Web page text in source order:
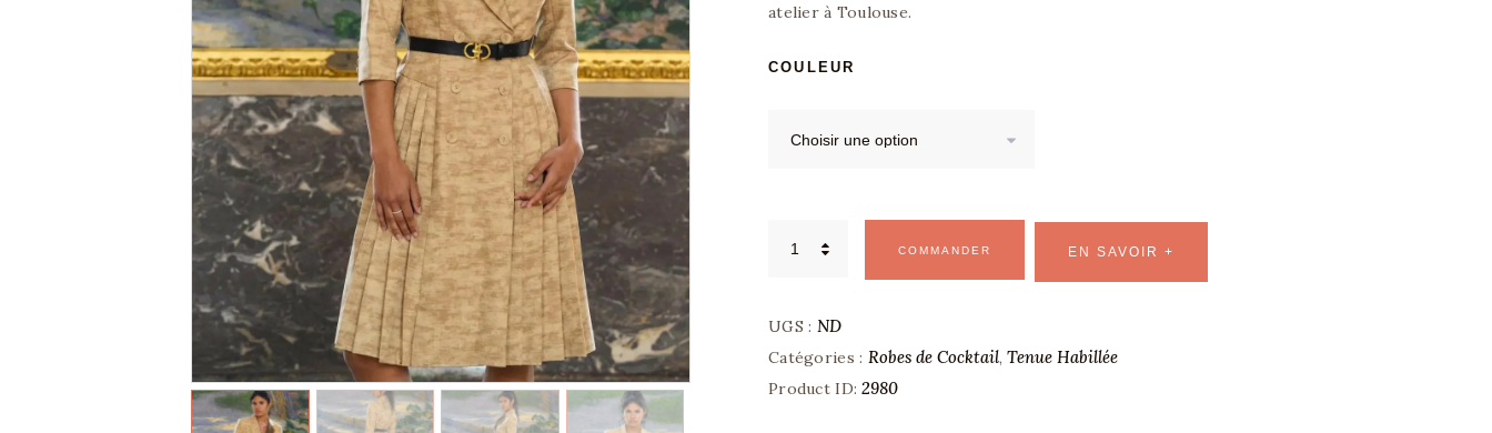
TENUE HABILLÉE
BLOG
CONTACTS
atelier à Toulouse.
COULEUR
Robe
Jupe
Plissée
pour
Cérémonie
COMMANDER EN SAVOIR +
UGS : ND
Catégories : Robes de Cocktail,Tenue Habillée
Product ID:2980